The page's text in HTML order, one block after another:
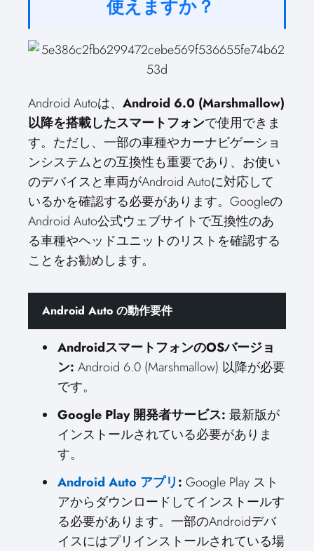
使えますか？
Android Autoは、 Android 6.0 (Marshmallow)
以降を搭載したスマートフォンで使用できま
す。ただし、一部の車種やカーナビゲーショ
ンシステムとの互換性も重要であり、お使い
のデバイスと車両がAndroid Autoに対応して
いるかを確認する必要があります。Googleの
Android Auto公式ウェブサイトで互換性のあ
る車種やヘッドユニットのリストを確認する
ことをお勧めします。
Android Auto の動作要件
AndroidスマートフォンのOSバージョ
ン: Android 6.0 (Marshmallow) 以降が必要
です。
Google Play 開発者サービス: 最新版が
インストールされている必要がありま
す。
Android Auto アプリ: Google Play スト
アからダウンロードしてインストールす
る必要があります。一部のAndroidデバ
イスにはプリインストールされている場